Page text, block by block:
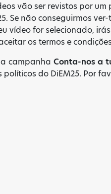
vão ser revistos por
Se não conseguirmos
vídeo for selecionado,
os termos e
campanha Conta-nos a
políticos do DiEM25. Por